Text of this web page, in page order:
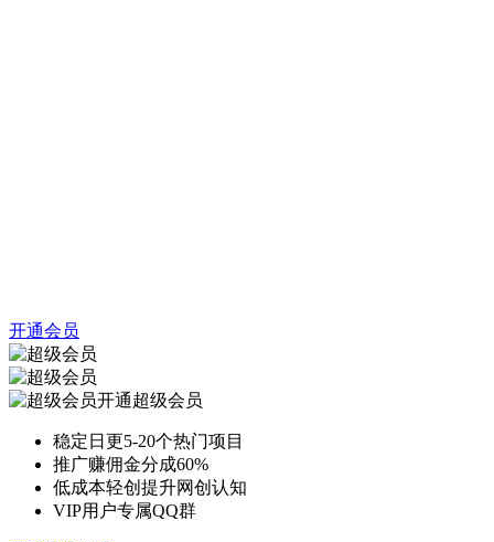
开通会员
开通超级会员
稳定日更5-20个热门项目
推广赚佣金分成60%
低成本轻创提升网创认知
VIP用户专属QQ群